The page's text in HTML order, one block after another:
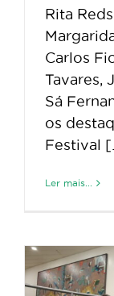
Rita
Carlos
Tavares,
Sá
os
Festival
Ler mais...